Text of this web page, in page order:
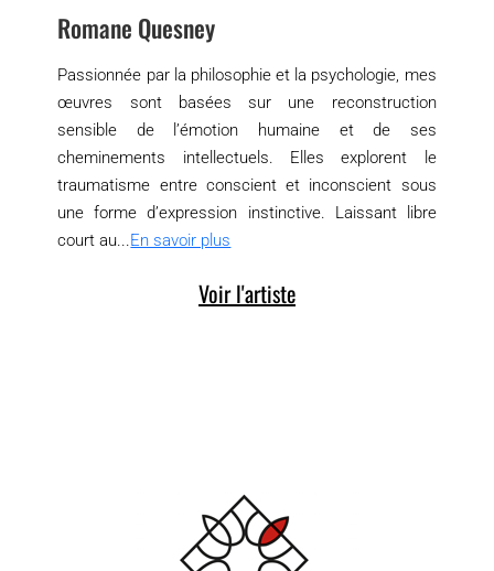
Romane Quesney
Passionnée par la philosophie et la psychologie, mes
œuvres sont basées sur une reconstruction
sensible de l’émotion humaine et de ses
cheminements intellectuels. Elles explorent le
traumatisme entre conscient et inconscient sous
une forme d’expression instinctive. Laissant libre
court au...En savoir plus
Voir l'artiste